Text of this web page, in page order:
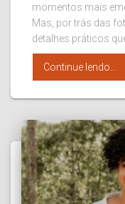
momentos mais
Mas, por trás das
detalhes práticos
Continue lendo...